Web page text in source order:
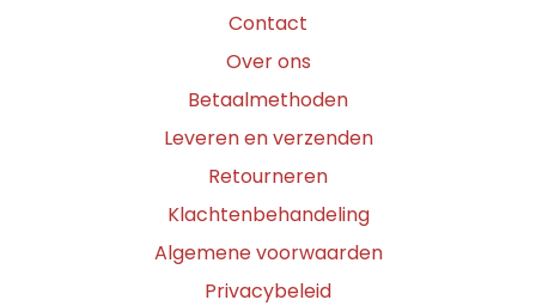
Contact
Over ons
Betaalmethoden
Leveren en verzenden
Retourneren
Klachtenbehandeling
Algemene voorwaarden
Privacybeleid